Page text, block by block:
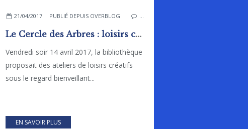
21/04/2017 PUBLIÉ DEPUIS OVERBLOG
Le Cercle des Arbres : loisirs créatifs en compagnie des artistes à la bibliothèque de Rai
Vendredi soir 14 avril 2017, la bibliothèque
proposait des ateliers de loisirs créatifs
sous le regard bienveillant...
EN SAVOIR PLUS